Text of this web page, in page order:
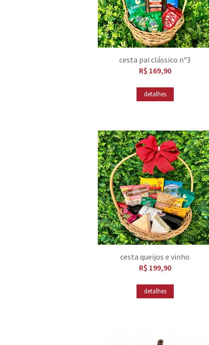
cesta pai clássico nº3
R$ 169,90
detalhes
cesta queijos e vinho
R$ 199,90
detalhes